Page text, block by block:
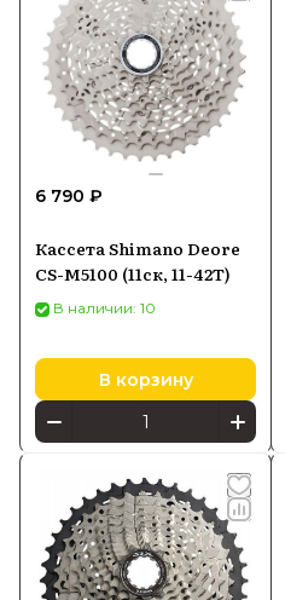
6 790 ₽
Кассета Shimano Deore
CS-M5100 (11ск, 11-42Т)
В наличии: 10
В корзину